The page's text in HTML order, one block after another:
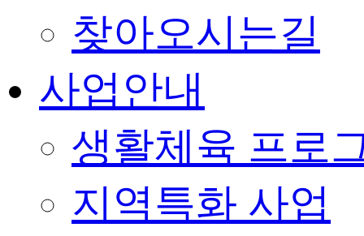
찾아오시는길
사업안내
생활체육 프로
지역특화 사업